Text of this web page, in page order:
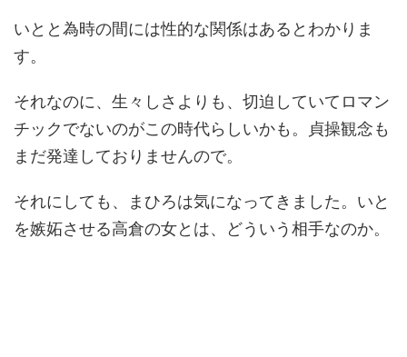
いとと為時の間には性的な関係はあるとわかりま
す。
それなのに、生々しさよりも、切迫していてロマン
チックでないのがこの時代らしいかも。貞操観念も
まだ発達しておりませんので。
それにしても、まひろは気になってきました。いと
を嫉妬させる高倉の女とは、どういう相手なのか。